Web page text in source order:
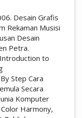
Desain Grafis
Rekaman Musisi
Desain
Petra.
to
Step Cara
Secara
Komputer
Harmony,